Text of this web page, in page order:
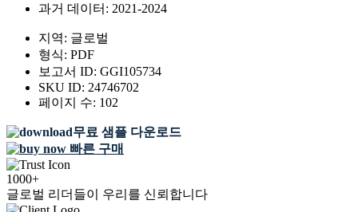
과거 데이터: 2021-2024
지역: 글로벌
형식: PDF
보고서 ID: GGI105734
SKU ID: 24746702
페이지 수: 102
무료 샘플 다운로드
빠른 구매
1000+
글로벌 리더들이 우리를 신뢰합니다